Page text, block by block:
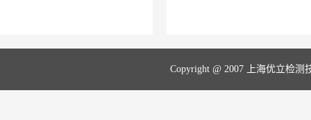
Copyright @ 2007 上海优立检测